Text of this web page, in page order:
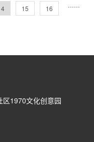
···
15 16 ···
区1970文化创意园